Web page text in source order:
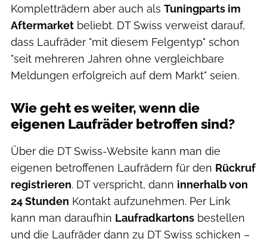
Kompletträdern aber auch als Tuningparts im
Aftermarket beliebt. DT Swiss verweist darauf,
dass Laufräder "mit diesem Felgentyp" schon
"seit mehreren Jahren ohne vergleichbare
Meldungen erfolgreich auf dem Markt" seien.
Wie geht es weiter, wenn die
eigenen Laufräder betroffen sind?
Über die DT Swiss-Website kann man die
eigenen betroffenen Laufrädern für den Rückruf
registrieren. DT verspricht, dann innerhalb von
24 Stunden Kontakt aufzunehmen. Per Link
kann man daraufhin Laufradkartons bestellen
und die Laufräder dann zu DT Swiss schicken –